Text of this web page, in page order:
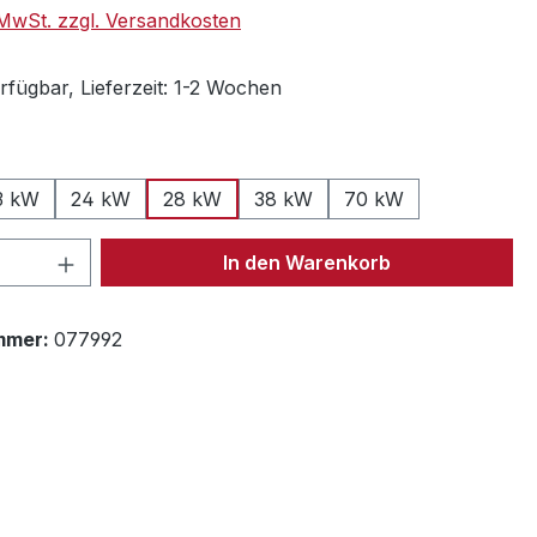
zzgl. Versandkosten
Lieferzeit: 1-2 Wochen
kW 24 kW 28 kW 38 kW 70 kW
Anzahl: Gib den gewünschten Wert
In den Warenkorb
077992